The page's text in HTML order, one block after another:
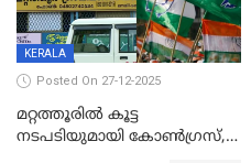
KERALA
Posted On 27-12-2025
മറ്റത്തൂരിൽ കൂട്ട
നടപടിയുമായി കോണ്‍ഗ്രസ്,